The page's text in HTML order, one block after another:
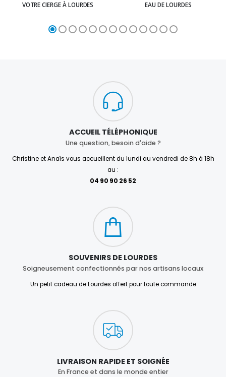
VOTRE CIERGE À LOURDES EAU DE LOURDES
ACCUEIL TÉLÉPHONIQUE
Une question, besoin d'aide ?
Christine et Anaïs vous accueillent du lundi au vendredi de 8h à 18h
au :
04 90 90 26 52
SOUVENIRS DE LOURDES
Soigneusement confectionnés par nos artisans locaux
Un petit cadeau de Lourdes offert pour toute commande
LIVRAISON RAPIDE ET SOIGNÉE
En France et dans le monde entier